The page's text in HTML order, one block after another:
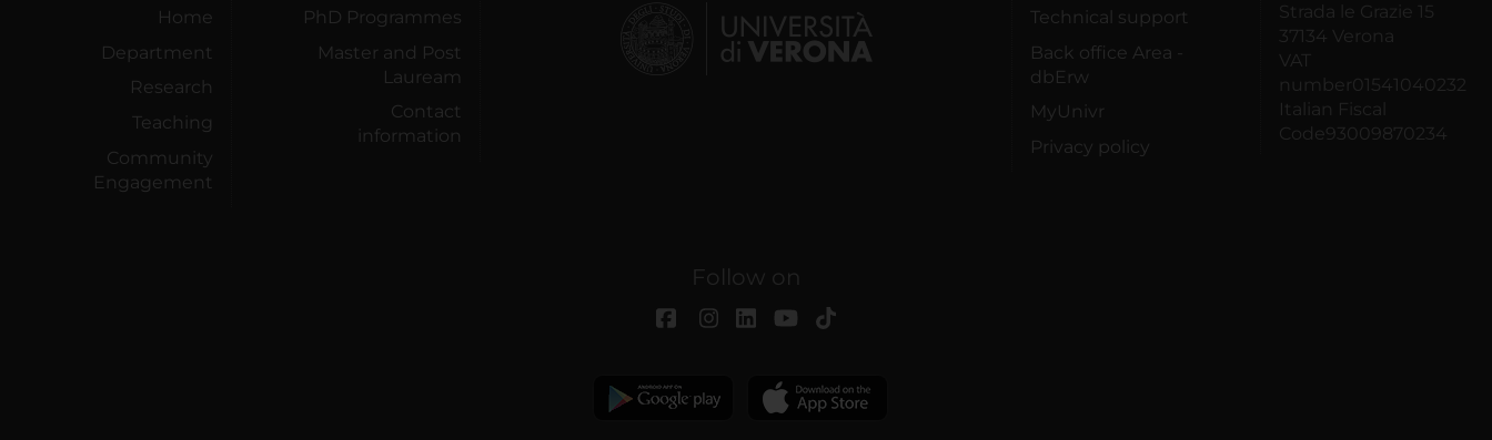
Home
Department
Research
Teaching
Community
Engagement
PhD Programmes
Master and Post
Lauream
Contact
information
Technical support
Back office Area -
dbErw
MyUnivr
Privacy policy
Strada le Grazie 15
37134 Verona
VAT
number01541040232
Italian Fiscal
Code93009870234
Follow on